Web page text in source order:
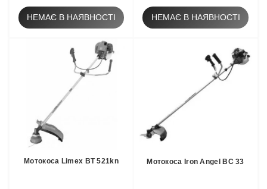
НЕМАЄ В НАЯВНОСТІ НЕМАЄ В НАЯВНОСТІ
Мотокоса Limex BT 521kn Мотокоса Iron Angel BC 33